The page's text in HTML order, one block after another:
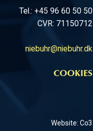
Tel.: +45 96 60 50 50
CVR: 71150712
niebuhr@niebuhr.dk
COOKIES
Website: Co3